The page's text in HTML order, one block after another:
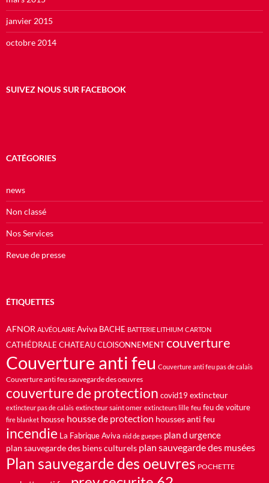
janvier 2015
octobre 2014
SUIVEZ NOUS SUR FACEBOOK
CATÉGORIES
news
Non classé
Nos Services
Revue de presse
ÉTIQUETTES
AFNOR ALVÉOLAIRE Aviva BACHE BATTERIE LITHIUM CARTON
CATHÉDRALE CHATEAU CLOISONNEMENT couverture
Couverture anti feu Couverture anti feu pas de calais
Couverture anti feu sauvegarde des oeuvres
couverture de protection covid19 extincteur
extincteur pas de calais extincteur saint omer extincteurs lille feu feu de voiture
fire blanket housse housse de protection housses anti feu
incendie La Fabrique Aviva nid de guepes plan d urgence
plan sauvegarde des biens culturels plan sauvegarde des musées
Plan sauvegarde des oeuvres POCHETTE